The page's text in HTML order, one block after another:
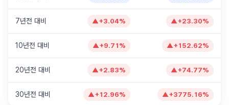
7년전 대비 ▲+3.04% ▲+23.30%
10년전 대비 ▲+9.71 % ▲+ 152.62%
20년전 대비 ▲+2.83% ▲+74.77%
30년전 대비 ▲+ 12.96% ▲+3775.16%